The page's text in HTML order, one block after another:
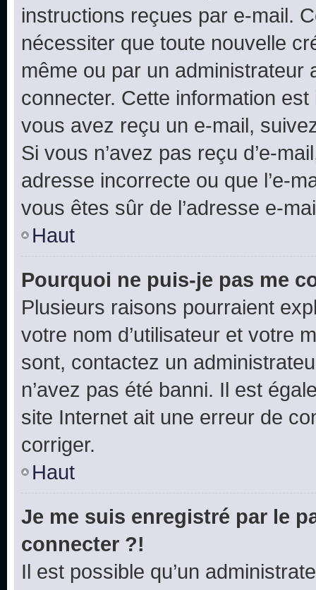
instructions reçues par e-mail.
nécessiter que toute nouvelle
même ou par un
connecter. Cette information
vous avez reçu un e-mail,
Si vous n’avez pas reçu d’e-
adresse incorrecte ou que l’e-
vous êtes sûr de l’adresse e-
Haut
Pourquoi ne puis-je pas me
Plusieurs raisons pourraient
votre nom d’utilisateur et votre
sont, contactez un
n’avez pas été banni. Il est
site Internet ait une erreur de
corriger.
Haut
Je me suis enregistré par le
connecter ?!
Il est possible qu’un